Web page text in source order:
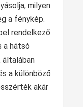
milyen
a fénykép.
rendelkező
a hátsó
általában
a különböző
akár